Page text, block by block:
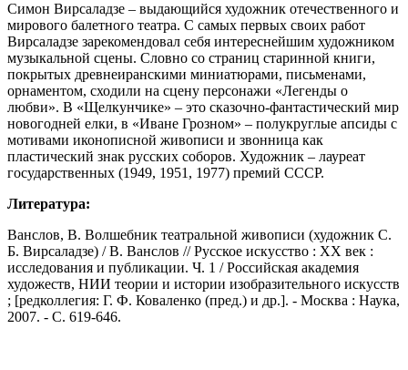
Симон Вирсаладзе – выдающийся художник отечественного и
мирового балетного театра. С самых первых своих работ
Вирсаладзе зарекомендовал себя интереснейшим художником
музыкальной сцены. Словно со страниц старинной книги,
покрытых древнеиранскими миниатюрами, письменами,
орнаментом, сходили на сцену персонажи «Легенды о
любви». В «Щелкунчике» – это сказочно-фантастический мир
новогодней елки, в «Иване Грозном» – полукруглые апсиды с
мотивами иконописной живописи и звонница как
пластический знак русских соборов. Художник – лауреат
государственных (1949, 1951, 1977) премий СССР.
Литература:
Ванслов, В. Волшебник театральной живописи (художник С.
Б. Вирсаладзе) / В. Ванслов // Русское искусство : XX век :
исследования и публикации. Ч. 1 / Российская академия
художеств, НИИ теории и истории изобразительного искусств
; [редколлегия: Г. Ф. Коваленко (пред.) и др.]. - Москва : Наука,
2007. - С. 619-646.